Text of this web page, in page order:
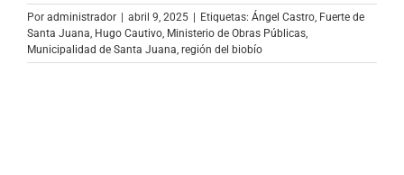
Por administrador | abril 9, 2025 | Etiquetas: Ángel Castro Fuerte de
Santa Juana Hugo Cautivo Ministerio de Obras Públicas
Municipalidad de Santa Juana región del biobío